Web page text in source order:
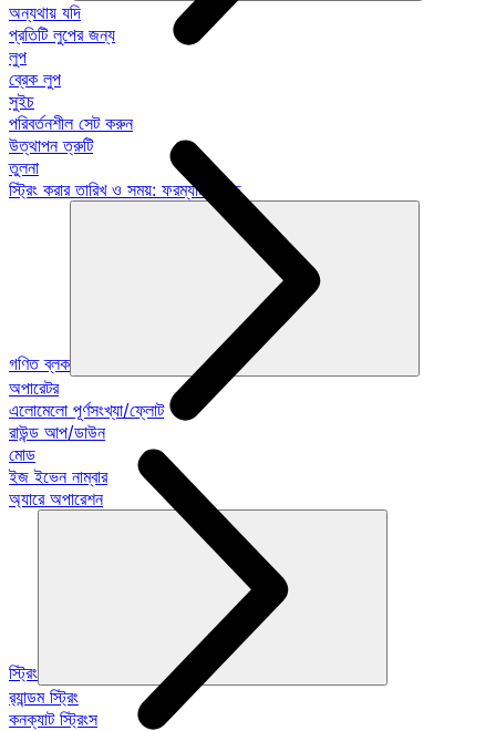
অন্যথায় যদি
প্রতিটি লুপের জন্য
লুপ
ব্রেক লুপ
সুইচ
পরিবর্তনশীল সেট করুন
উত্থাপন ত্রুটি
তুলনা
স্ট্রিং করার তারিখ ও সময়: ফরম্যাট গাইড
গণিত ব্লক
অপারেটর
এলোমেলো পূর্ণসংখ্যা/ফ্লোট
রাউন্ড আপ/ডাউন
মোড
ইজ ইভেন নাম্বার
অ্যারে অপারেশন
স্ট্রিং
র‍্যান্ডম স্ট্রিং
কনক্যাট স্ট্রিংস